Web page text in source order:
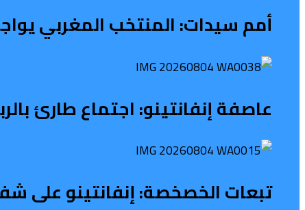
أمم سيدات: المنتخب المغربي
عاصفة إنفانتينو: اجتماع طارئ
تبعات الخصخصة: إنفانتينو على